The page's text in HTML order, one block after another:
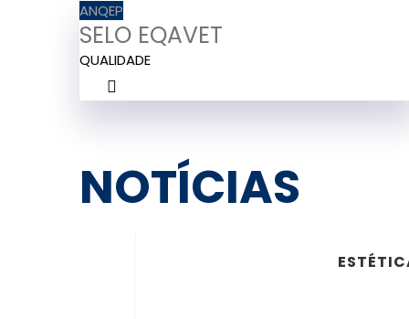
ANQEP
SELO EQAVET
QUALIDADE
NOTÍCIAS